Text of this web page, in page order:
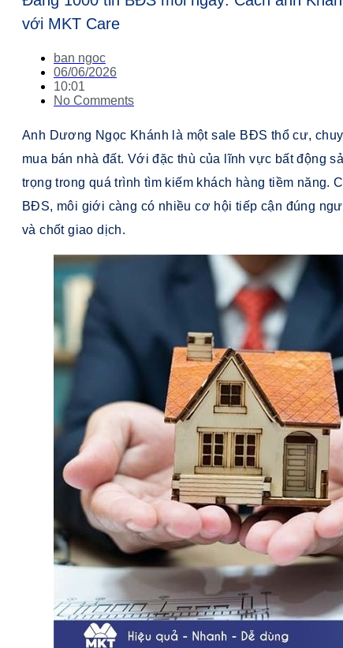
với MKT Care
ban ngoc
06/06/2026
10:01
No Comments
Anh Dương Ngọc Khánh là một sale BĐS thổ cư,
mua bán nhà đất. Với đặc thù của lĩnh vực bất động
trọng trong quá trình tìm kiếm khách hàng tiềm năng.
BĐS, môi giới càng có nhiều cơ hội tiếp cận đúng
và chốt giao dịch.